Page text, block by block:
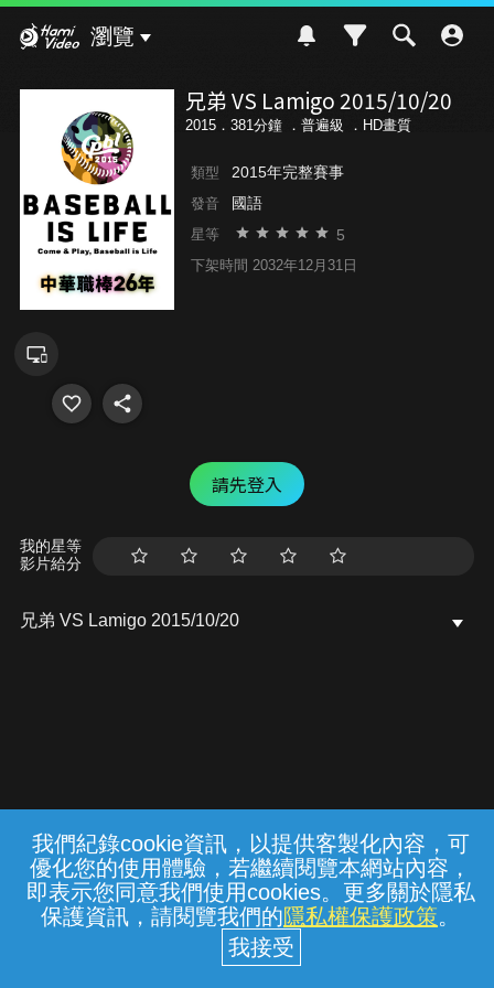
我們紀錄cookie資訊，以提供客製化內容，可
優化您的使用體驗，若繼續閱覽本網站內容，
即表示您同意我們使用cookies。更多關於隱私
保護資訊，請閱覽我們的隱私權保護政策。
瀏覽
兄弟 VS Lamigo 2015/10/20
2015．381分鐘 ． 普遍級 ．HD畫質
類型 2015年完整賽事
發音 國語
星等 5
下架時間 2032年12月31日
請先登入
我的星等
影片給分
兄弟 VS Lamigo 2015/10/20
常見問題 線上客服 服務條款 隱私權保護
中華電信股份有限公司個人家庭分公司
(統一編號：96979949) © 2026
{{notifyMsg}}